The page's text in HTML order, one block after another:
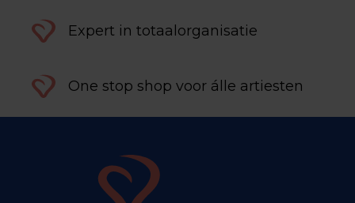
Expert in totaalorganisatie
One stop shop voor álle artiesten